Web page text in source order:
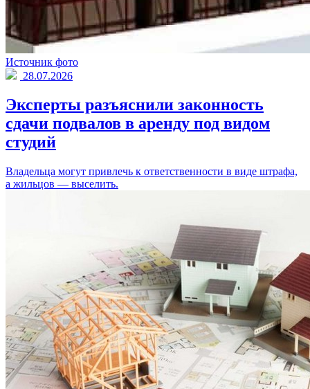
Источник фото
28.07.2026
Эксперты разъяснили законность
сдачи подвалов в аренду под видом
студий
Владельца могут привлечь к ответственности в виде штрафа,
а жильцов — выселить.